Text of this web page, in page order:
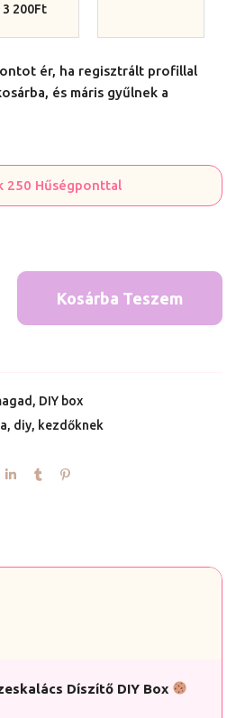
3 200Ft
ér, ha regisztrált profillal
és máris gyűlnek a
250 Hűségponttal
Kosárba Teszem
, DIY box
, diy, kezdőknek
Díszítő DIY Box